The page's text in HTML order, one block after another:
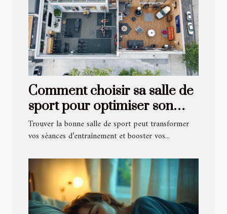
Comment choisir sa salle de
sport pour optimiser son
entraînement ?
Trouver la bonne salle de sport peut transformer
vos séances d’entraînement et booster vos...